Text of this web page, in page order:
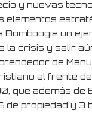
y nuevas
elementos
Bomboogie un
la crisis y salir
de
al frente
que además de
de propiedad y 3